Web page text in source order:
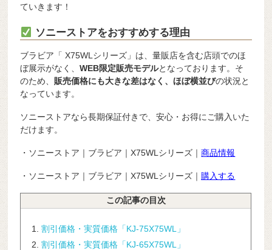
ていきます！
ソニーストアをおすすめする理由
ブラビア「 X75WLシリーズ」は、量販店を含む店頭でのほ
ぼ展示がなく、WEB限定販売モデルとなっております。そ
のため、販売価格にも大きな差はなく、ほぼ横並びの状況と
なっています。
ソニーストアなら長期保証付きで、安心・お得にご購入いた
だけます。
・ソニーストア｜ブラビア｜X75WLシリーズ｜商品情報
・ソニーストア｜ブラビア｜X75WLシリーズ｜ 購入する
この記事の目次
割引価格・実質価格「KJ-75X75WL」
割引価格・実質価格「KJ-65X75WL」